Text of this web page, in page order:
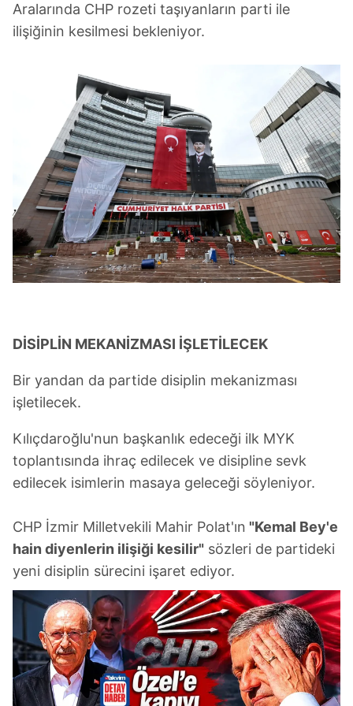
kılınması ve kişiselleştirilmesi ve sizlere yönelik
reklam/pazarlama faaliyetlerinin yapılması, amaçlarıyla
Çerezlere ilişkin tercihlerinizi aşağıda yer alan panel
vasıtasıyla belirleyebilirsiniz. Çerezlere ilişkin detaylı bilgi
için Ayarlar butonuna tıklayabilir,Çerez Bilgilendirme
Metnimiziziyaret edebilirsiniz.
6698 sayılı Kişisel Verilerin Korunması Kanunu uyarınca
hazırlanmış Aydınlatma Metnimizi okumak ve sitemizde
ilgili mevzuata uygun olarak kullanılan çerezlerle ilgili bilgi
almak için lütfentıklayınız.
Aralarında CHP rozeti taşıyanların parti ile
ilişiğinin kesilmesi bekleniyor.
DİSİPLİN MEKANİZMASI İŞLETİLECEK
Bir yandan da partide disiplin mekanizması
işletilecek.
Kılıçdaroğlu'nun başkanlık edeceği ilk MYK
toplantısında ihraç edilecek ve disipline sevk
edilecek isimlerin masaya geleceği söyleniyor.
CHP İzmir Milletvekili Mahir Polat'ın "Kemal Bey'e
hain diyenlerin ilişiği kesilir" sözleri de partideki
yeni disiplin sürecini işaret ediyor.